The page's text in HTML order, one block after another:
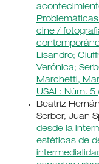
cine /
Lisandro;
Verónica;
Marchetti,
USAL: Núm. 5
Beatriz
Serber, Juan
desde la
estéticas de